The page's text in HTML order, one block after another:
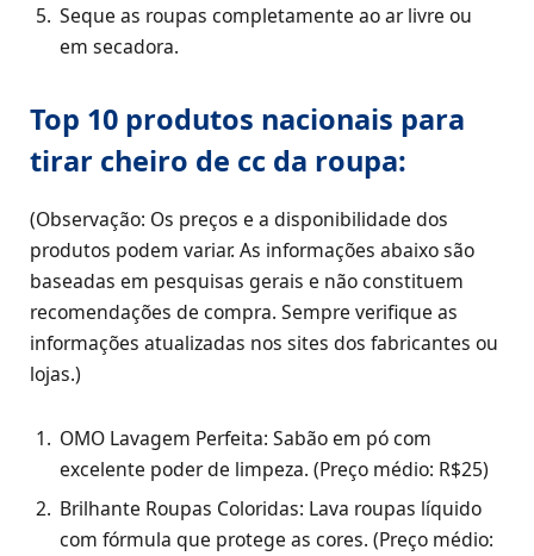
Seque as roupas completamente ao ar livre ou
em secadora.
Top 10 produtos nacionais para
tirar cheiro de cc da roupa:
(Observação: Os preços e a disponibilidade dos
produtos podem variar. As informações abaixo são
baseadas em pesquisas gerais e não constituem
recomendações de compra. Sempre verifique as
informações atualizadas nos sites dos fabricantes ou
lojas.)
OMO Lavagem Perfeita: Sabão em pó com
excelente poder de limpeza. (Preço médio: R$25)
Brilhante Roupas Coloridas: Lava roupas líquido
com fórmula que protege as cores. (Preço médio: